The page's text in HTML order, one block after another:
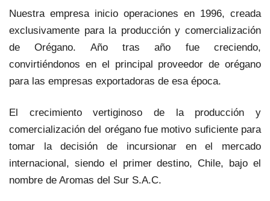
Nuestra empresa inicio operaciones en 1996, creada
exclusivamente para la producción y comercialización
de Orégano. Año tras año fue creciendo,
convirtiéndonos en el principal proveedor de orégano
para las empresas exportadoras de esa época.
El crecimiento vertiginoso de la producción y
comercialización del orégano fue motivo suficiente para
tomar la decisión de incursionar en el mercado
internacional, siendo el primer destino, Chile, bajo el
nombre de Aromas del Sur S.A.C.